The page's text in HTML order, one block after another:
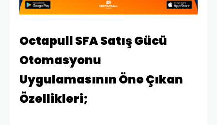
Octapull SFA Satış Gücü
Otomasyonu
Uygulamasının Öne Çıkan
Özellikleri;